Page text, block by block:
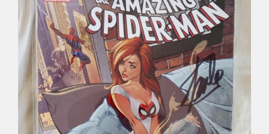
Déco
Livres & BD